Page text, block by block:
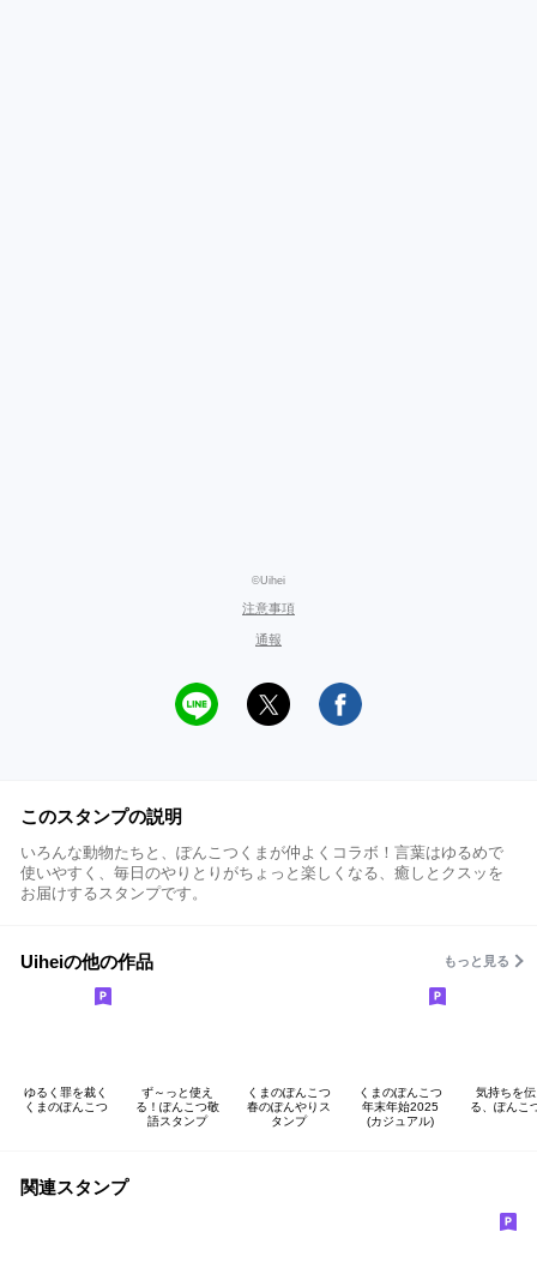
©Uihei
注意事項
通報
このスタンプの説明
いろんな動物たちと、ぽんこつくまが仲よくコラボ！言葉はゆるめで
使いやすく、毎日のやりとりがちょっと楽しくなる、癒しとクスッを
お届けするスタンプです。
Uiheiの他の作品 もっと見る
ゆるく罪を裁く
くまのぽんこつ
ず～っと使え
る！ぽんこつ敬
語スタンプ
くまのぽんこつ
春のぽんやりス
タンプ
くまのぽんこつ
年末年始2025
(カジュアル)
気持ちを
る、ぽんこ
関連スタンプ